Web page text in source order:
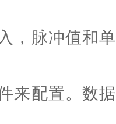
，脉冲值和
来配置。数